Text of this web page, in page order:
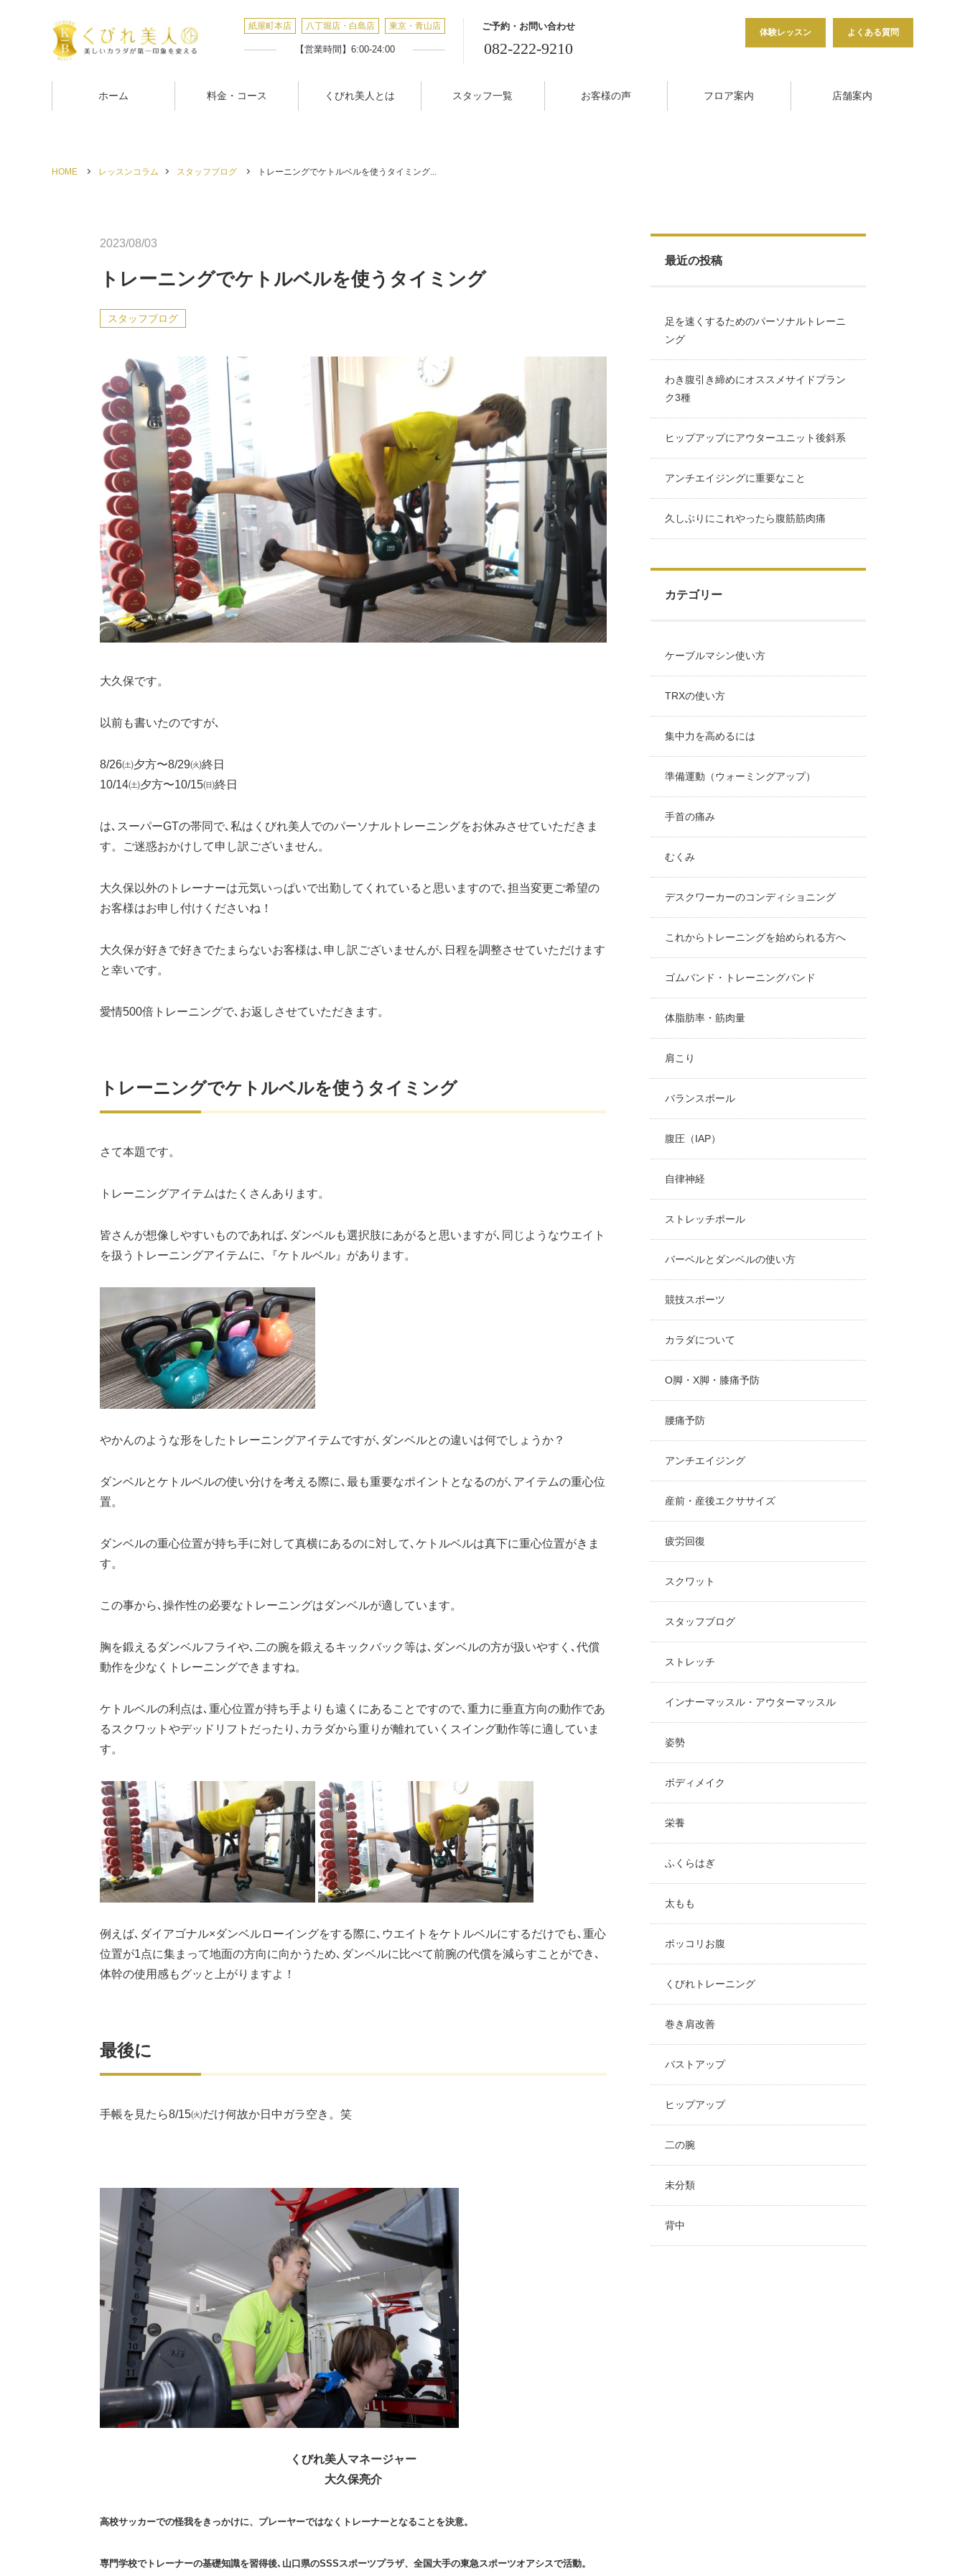
紙屋町本店 八丁堀店・白島店 東京・青山店
【営業時間】6:00-24:00
ご予約・お問い合わせ
082-222-9210
体験レッスン よくある質問
ホーム 料金・コース くびれ美人とは スタッフ一覧 お客様の声 フロア案内 店舗案内
HOME レッスンコラム スタッフブログ トレーニングでケトルベルを使うタイミング...
2023/08/03
トレーニングでケトルベルを使うタイミング
スタッフブログ
大久保です。
以前も書いたのですが､
8/26㈯夕方〜8/29㈫終日
10/14㈯夕方〜10/15㈰終日
は､スーパーGTの帯同で､私はくびれ美人でのパーソナルトレーニングをお休みさせていただきま
す。ご迷惑おかけして申し訳ございません。
大久保以外のトレーナーは元気いっぱいで出勤してくれていると思いますので､担当変更ご希望の
お客様はお申し付けくださいね！
大久保が好きで好きでたまらないお客様は､申し訳ございませんが､日程を調整させていただけます
と幸いです。
愛情500倍トレーニングで､お返しさせていただきます。
トレーニングでケトルベルを使うタイミング
さて本題です。
トレーニングアイテムはたくさんあります。
皆さんが想像しやすいものであれば､ダンベルも選択肢にあがると思いますが､同じようなウエイト
を扱うトレーニングアイテムに､『ケトルベル』があります。
やかんのような形をしたトレーニングアイテムですが､ダンベルとの違いは何でしょうか？
ダンベルとケトルベルの使い分けを考える際に､最も重要なポイントとなるのが､アイテムの重心位
置。
ダンベルの重心位置が持ち手に対して真横にあるのに対して､ケトルベルは真下に重心位置がきま
す。
この事から､操作性の必要なトレーニングはダンベルが適しています。
胸を鍛えるダンベルフライや､二の腕を鍛えるキックバック等は､ダンベルの方が扱いやすく､代償
動作を少なくトレーニングできますね。
ケトルベルの利点は､重心位置が持ち手よりも遠くにあることですので､重力に垂直方向の動作であ
るスクワットやデッドリフトだったり､カラダから重りが離れていくスイング動作等に適していま
す。
例えば､ダイアゴナル×ダンベルローイングをする際に､ウエイトをケトルベルにするだけでも､重心
位置が1点に集まって地面の方向に向かうため､ダンベルに比べて前腕の代償を減らすことができ､
体幹の使用感もグッと上がりますよ！
最後に
手帳を見たら8/15㈫だけ何故か日中ガラ空き。笑
くびれ美人マネージャー
大久保亮介
高校サッカーでの怪我をきっかけに、プレーヤーではなくトレーナーとなることを決意。
専門学校でトレーナーの基礎知識を習得後､山口県のSSSスポーツプラザ、全国大手の東急スポーツオアシスで活動。
最近の投稿
足を速くするためのパーソナルトレーニ
ング
わき腹引き締めにオススメサイドプラン
ク3種
ヒップアップにアウターユニット後斜系
アンチエイジングに重要なこと
久しぶりにこれやったら腹筋筋肉痛
カテゴリー
ケーブルマシン使い方
TRXの使い方
集中力を高めるには
準備運動（ウォーミングアップ）
手首の痛み
むくみ
デスクワーカーのコンディショニング
これからトレーニングを始められる方へ
ゴムバンド・トレーニングバンド
体脂肪率・筋肉量
肩こり
バランスボール
腹圧（IAP）
自律神経
ストレッチポール
バーベルとダンベルの使い方
競技スポーツ
カラダについて
O脚・X脚・膝痛予防
腰痛予防
アンチエイジング
産前・産後エクササイズ
疲労回復
スクワット
スタッフブログ
ストレッチ
インナーマッスル・アウターマッスル
姿勢
ボディメイク
栄養
ふくらはぎ
太もも
ポッコリお腹
くびれトレーニング
巻き肩改善
バストアップ
ヒップアップ
二の腕
未分類
背中